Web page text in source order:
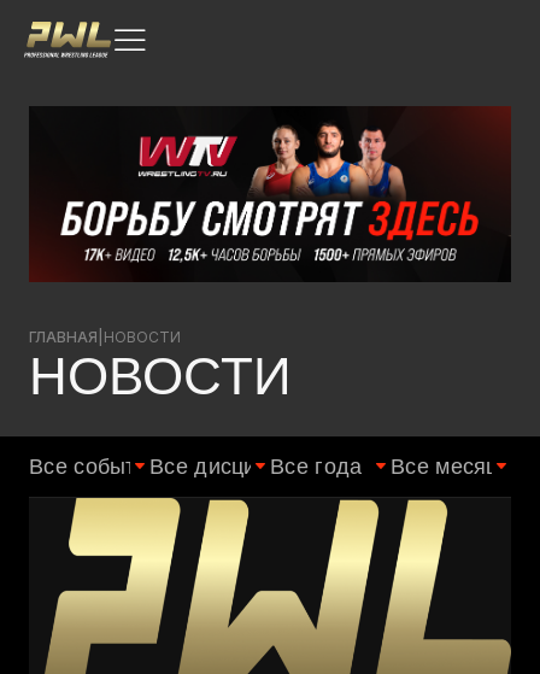
ГЛАВНАЯ НОВОСТИ
НОВОСТИ